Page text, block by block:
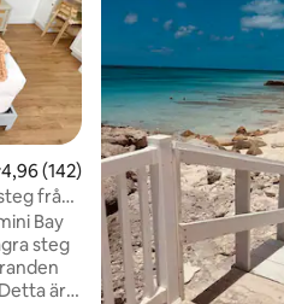
av 5 i genomsnittligt betyg,
4,96 (142)
från
Bay
steg
är